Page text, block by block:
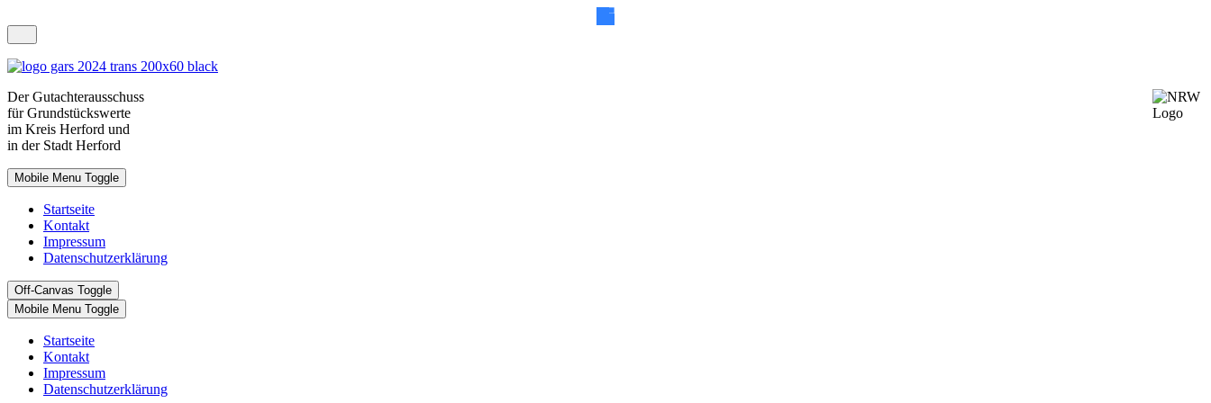
DerGutachterausschuss
für Grundstückswerte
im Kreis Herford und
in der Stadt Herford
Mobile Menu Toggle
Startseite
Kontakt
Impressum
Datenschutzerklärung
Off-Canvas Toggle
Mobile Menu Toggle
Startseite
Kontakt
Impressum
Datenschutzerklärung